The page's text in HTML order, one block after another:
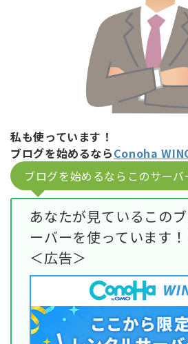
私も使っています！
ブログを始めるならConoha
ブログを始めるならこのサーバ
あなたが見ているこの
ーバーを使っています！
＜広告＞